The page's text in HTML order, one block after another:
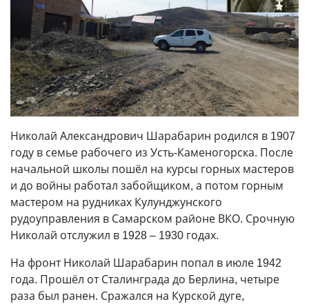
Николай Александрович Шарабарин родился в 1907
году в семье рабочего из Усть-Каменогорска. После
начальной школы пошёл на курсы горных мастеров
и до войны работал забойщиком, а потом горным
мастером на рудниках Кулунджунского
рудоуправления в Самарском районе ВКО. Срочную
Николай отслужил в 1928 – 1930 годах.
На фронт Николай Шарабарин попал в июле 1942
года. Прошёл от Сталинграда до Берлина, четыре
раза был ранен. Сражался на Курской дуге,